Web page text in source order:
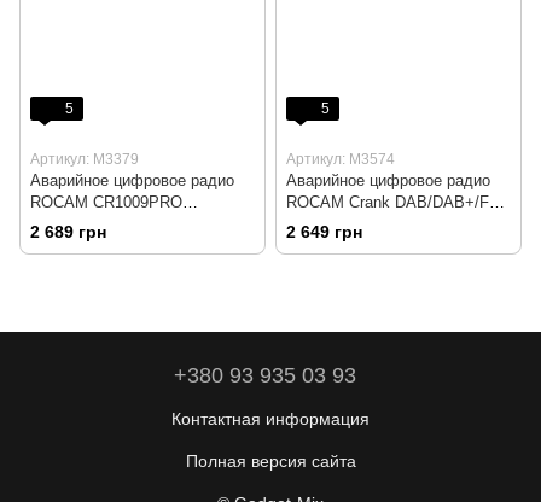
5
Артикул: M3379
Аварийное цифровое радио
ROCAM CR1009PRO
DAB/DAB+/FM 5000 mAh Solar
2 689 грн
5
Артикул: M3574
Аварийное цифровое радио
ROCAM Crank DAB/DAB+/FM
5000 мАч
2 649 грн
+380 93 935 03 93
Контактная информация
Полная версия сайта